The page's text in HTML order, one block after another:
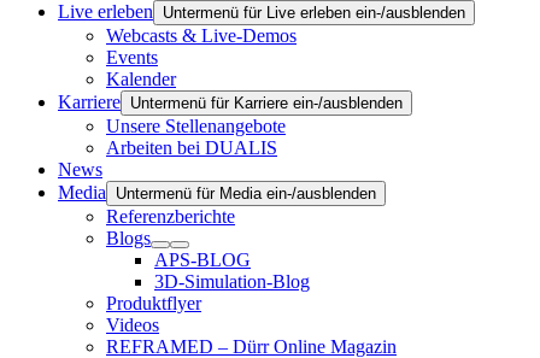
Live erleben
Untermenü für Live erleben ein-/ausblenden
Webcasts & Live-Demos
Events
Kalender
Karriere Untermenü für Karriere ein-/ausblenden
Unsere Stellenangebote
Arbeiten bei DUALIS
News
Media
Untermenü für Media ein-/ausblenden
Referenzberichte
Blogs
APS-BLOG
3D-Simulation-Blog
Produktflyer
Videos
REFRAMED – Dürr Online Magazin